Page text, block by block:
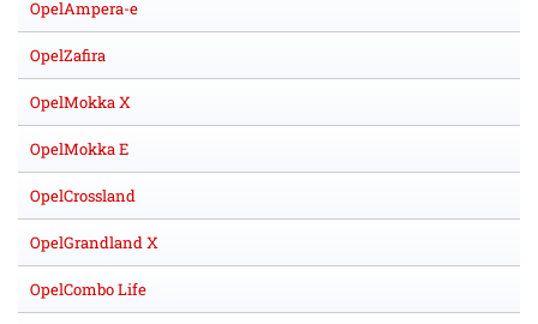
OpelAmpera-e
OpelZafira
OpelMokka X
OpelMokka E
OpelCrossland
OpelGrandland X
OpelCombo Life